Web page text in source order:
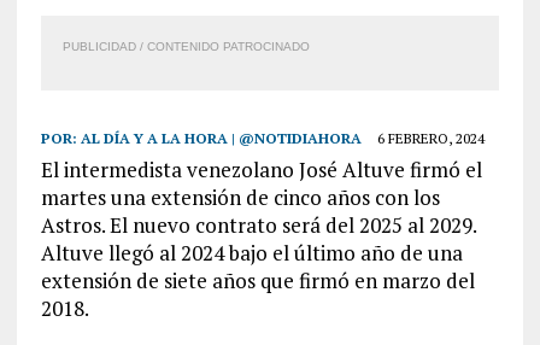
PUBLICIDAD / CONTENIDO PATROCINADO
POR: AL DÍA Y A LA HORA | @NOTIDIAHORA 6 FEBRERO, 2024
El intermedista venezolano José Altuve firmó el
martes una extensión de cinco años con los
Astros. El nuevo contrato será del 2025 al 2029.
Altuve llegó al 2024 bajo el último año de una
extensión de siete años que firmó en marzo del
2018.